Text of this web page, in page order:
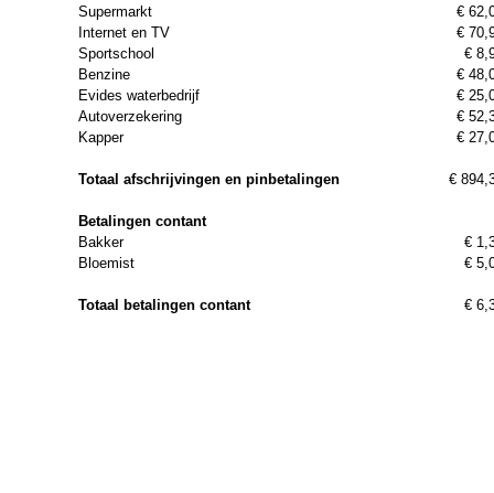
Supermarkt
€
Internet en TV
€
Sportschool
€
Benzine
€
Evides waterbedrijf
€
Autoverzekering
€
Kapper
€
Totaal afschrijvingen en pinbetalingen €
Betalingen contant
Bakker
€
Bloemist
€
Totaal betalingen contant €